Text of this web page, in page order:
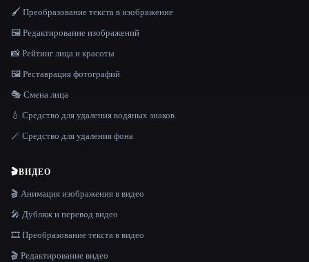
🖌️ Преобразование текста в изображение
🖼️ Редактирование изображений
📸 Рейтинг лица и красоты
🖼️ Реставрация фотографий
🎭 Смена лица
💧 Средство для удаления водяных знаков
🪄 Средство для удаления фона
🎬ВИДЕО
🎬 Анимация изображения в видео
🎤 Дубляж и перевод видео
🎞️ Преобразование текста в видео
🎬 Редактирование видео